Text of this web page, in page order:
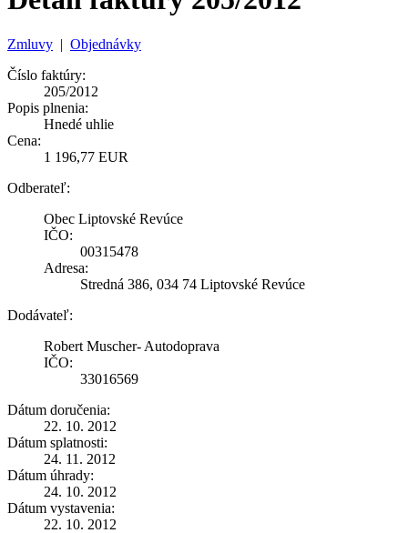
Zmluvy | Objednávky
Číslo faktúry:
205/2012
Popis plnenia:
Hnedé uhlie
Cena:
1 196,77 EUR
Odberateľ:
Obec Liptovské Revúce
IČO:
00315478
Adresa:
Stredná 386, 034 74 Liptovské Revúce
Dodávateľ:
Robert Muscher- Autodoprava
IČO:
33016569
Dátum doručenia:
22. 10. 2012
Dátum splatnosti:
24. 11. 2012
Dátum úhrady:
24. 10. 2012
Dátum vystavenia:
22. 10. 2012